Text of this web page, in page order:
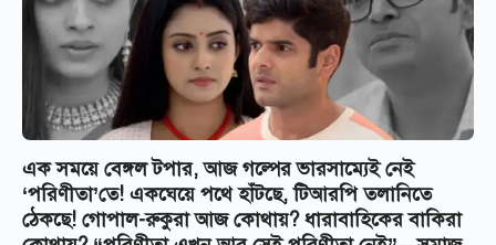
এক সময়ে বেঙ্গল টপার, আজ গল্পের ভারসাম্যেই নেই
‘পরিণীতা’তে! একঘেয়ে পথে হাঁটছে, টিআরপি তলানিতে
ঠেকছে! গোপাল-রুকুরা আজ কোথায়? ধারাবাহিকের বাকিরা